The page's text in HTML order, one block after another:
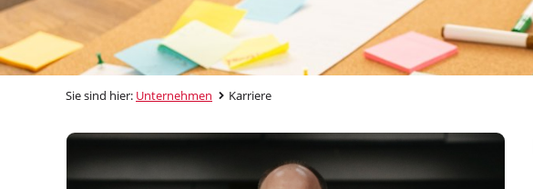
Sie sind hier: Unternehmen Karriere